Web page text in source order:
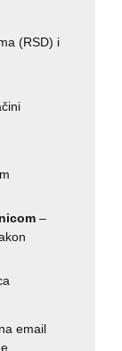
(RSD) i
–
email